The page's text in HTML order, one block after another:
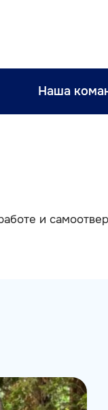
Наша
и